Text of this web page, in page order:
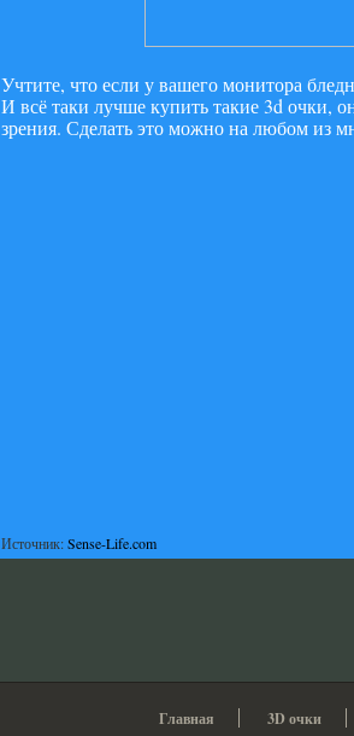
Учтите, что если у вашего монитора
И всё таки лучше купить такие 3d очки,
зрения. Сделать это можно на любом из
Источник:Sense-Life.com
Главная 3D очки